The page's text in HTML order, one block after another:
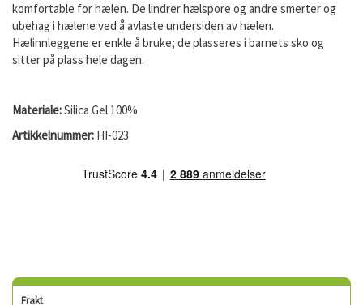
komfortable for hælen. De lindrer hælspore og andre smerter og
ubehag i hælene ved å avlaste undersiden av hælen.
Hælinnleggene er enkle å bruke; de plasseres i barnets sko og
sitter på plass hele dagen.
Materiale:Silica Gel 100%
Artikkelnummer: HI-023
Frakt